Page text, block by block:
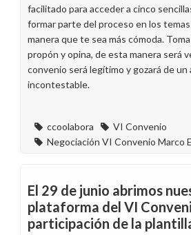
facilitado para acceder a cinco
formar parte del proceso en los
manera que te sea más cómoda.
propón y opina, de esta manera será
convenio será legítimo y gozará de un
incontestable.
ccoolabora
VI Convenio
Negociación VI Convenio Marco
El 29 de junio abrimos
plataforma del VI
participación de la